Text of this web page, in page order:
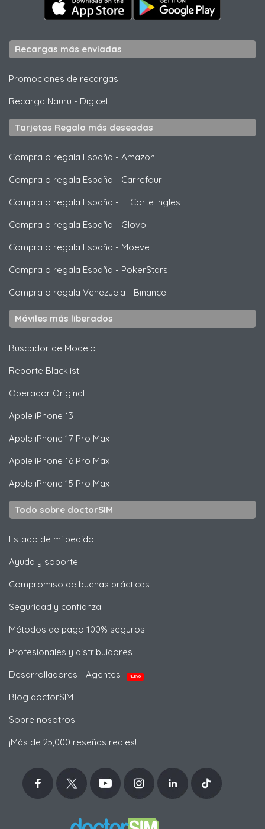
Recargas más enviadas
Promociones de recargas
Recarga Nauru - Digicel
Tarjetas Regalo más deseadas
Compra o regala España - Amazon
Compra o regala España - Carrefour
Compra o regala España - El Corte Ingles
Compra o regala España - Glovo
Compra o regala España - Moeve
Compra o regala España - PokerStars
Compra o regala Venezuela - Binance
Móviles más liberados
Buscador de Modelo
Reporte Blacklist
Operador Original
Apple iPhone 13
Apple iPhone 17 Pro Max
Apple iPhone 16 Pro Max
Apple iPhone 15 Pro Max
Todo sobre doctorSIM
Estado de mi pedido
Ayuda y soporte
Compromiso de buenas prácticas
Seguridad y confianza
Métodos de pago 100% seguros
Profesionales y distribuidores
Desarrolladores - Agentes
NUEVO
Blog doctorSIM
Sobre nosotros
¡Más de 25,000 reseñas reales!